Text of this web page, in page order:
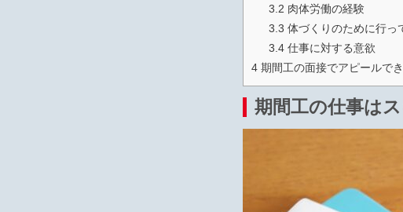
3.2 肉体労働の経験
3.3 体づくりのために行っ
3.4 仕事に対する意欲
4 期間工の面接でアピールで
期間工の仕事は